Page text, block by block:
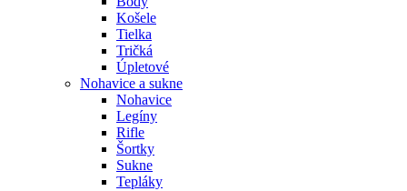
Košele
Tielka
Tričká
Úpletové
Nohavice a sukne
Nohavice
Legíny
Rifle
Šortky
Sukne
Tepláky